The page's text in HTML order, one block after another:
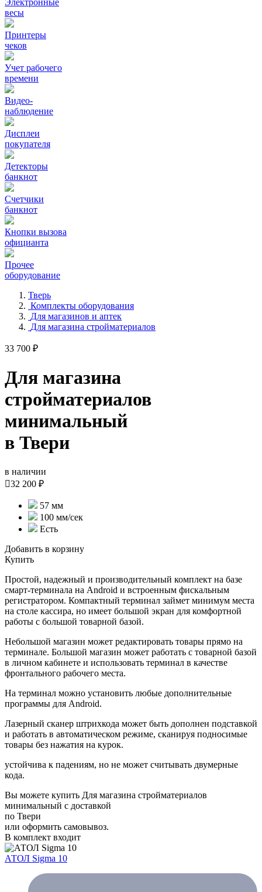
Электронные
весы
Принтеры
чеков
Учет рабочего
времени
Видео‑
наблюдение
Дисплеи
покупателя
Детекторы
банкнот
Счетчики
банкнот
Кнопки вызова
официанта
Прочее
оборудование
Тверь
Комплекты оборудования
Для магазинов и аптек
Для магазина стройматериалов
33 700 ₽
Для магазина
стройматериалов
минимальный
в Твери
в наличии
32 200 ₽
57 мм
100 мм/сек
Есть
Добавить в корзину
Купить
Простой, надежный и производительный комплект на базе
смарт-терминала на Android и встроенным фискальным
регистратором. Компактный терминал займет минимум места
на столе кассира, но имеет большой экран для комфортной
работы с большой товарной базой.
Небольшой магазин может редактировать товары прямо на
терминале. Большой магазин может работать с товарной базой
в личном кабинете и использовать терминал в качестве
фронтального рабочего места.
На терминал можно установить любые дополнительные
программы для Android.
Лазерный сканер штрихкода может быть дополнен подставкой
и работать в автоматическом режиме, сканируя подносимые
товары без нажатия на курок.
устойчива к падениям, но не может считывать двумерные
кода.
Вы можете купить Для магазина стройматериалов
минимальный с доставкой
по Твери
или оформить самовывоз.
В комплект входит
АТОЛ Sigma 10